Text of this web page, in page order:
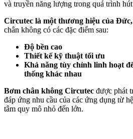
và truyền năng lượng trong quá trình
Circutec là một thương hiệu của Đức,
chân không có các đặc điểm sau:
Độ bền cao
Thiết kế kỹ thuật tối ưu
Khả năng tùy chỉnh linh hoạt
thống khác nhau
Bơm chân không Circutec được phát
đáp ứng nhu cầu của các ứng dụng từ
tâm quy mô nhỏ đến lớn.